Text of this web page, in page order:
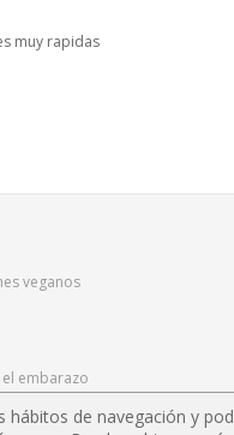
muy rapidas
veganos
embarazo
de navegación y